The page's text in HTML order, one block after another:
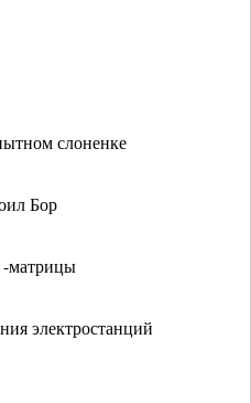
слоненке
Бор
-матрицы
электростанций